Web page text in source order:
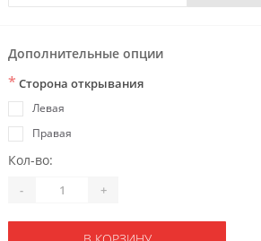
Дополнительные опции
* Сторона открывания
Левая
Правая
Кол-во:
- +